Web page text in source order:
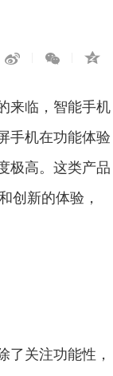
来临，智能手机
手机在功能体验
极高。这类产品
创新的体验，
了关注功能性，